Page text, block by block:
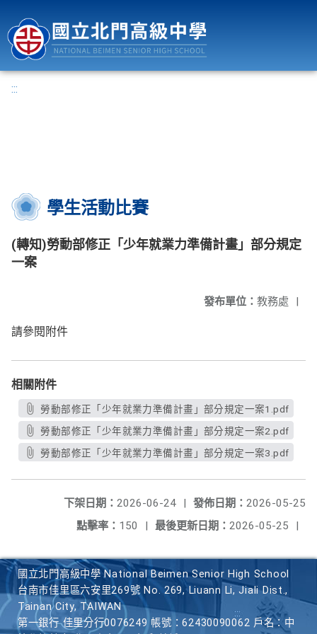
:::
學生活動比賽
(轉知)勞動部修正「少年就業力準備計畫」部分規定
一案
發布單位： 教務處 |
請參閱附件
相關附件
勞動部修正「少年就業力準備計畫」部分規定一案1.pdf
勞動部修正「少年就業力準備計畫」部分規定一案2.pdf
勞動部修正「少年就業力準備計畫」部分規定一案3.pdf
發佈日期： 2026-05-25
下架日期： 2026-06-24
|
最後更新日期： 2026-05-25 |
點擊率： 150 |
國立北門高級中學 National Beimen Senior High School
台南市佳里區六安里269號 No. 269, Liuann Li, Jiali Dist.,
Tainan City, TAIWAN
第一銀行 佳里分行0076249 帳號：62430090062 戶名：中